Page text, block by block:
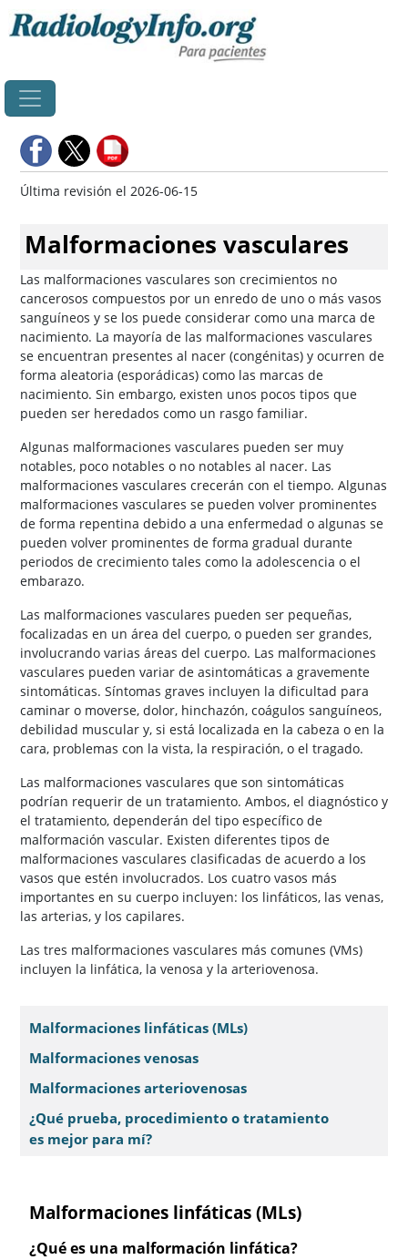
Última revisión el 2026-06-15
Malformaciones vasculares
Las malformaciones vasculares son crecimientos no
cancerosos compuestos por un enredo de uno o más vasos
sanguíneos y se los puede considerar como una marca de
nacimiento. La mayoría de las malformaciones vasculares
se encuentran presentes al nacer (congénitas) y ocurren de
forma aleatoria (esporádicas) como las marcas de
nacimiento. Sin embargo, existen unos pocos tipos que
pueden ser heredados como un rasgo familiar.
Algunas malformaciones vasculares pueden ser muy
notables, poco notables o no notables al nacer. Las
malformaciones vasculares crecerán con el tiempo. Algunas
malformaciones vasculares se pueden volver prominentes
de forma repentina debido a una enfermedad o algunas se
pueden volver prominentes de forma gradual durante
periodos de crecimiento tales como la adolescencia o el
embarazo.
Las malformaciones vasculares pueden ser pequeñas,
focalizadas en un área del cuerpo, o pueden ser grandes,
involucrando varias áreas del cuerpo. Las malformaciones
vasculares pueden variar de asintomáticas a gravemente
sintomáticas. Síntomas graves incluyen la dificultad para
caminar o moverse, dolor, hinchazón, coágulos sanguíneos,
debilidad muscular y, si está localizada en la cabeza o en la
cara, problemas con la vista, la respiración, o el tragado.
Las malformaciones vasculares que son sintomáticas
podrían requerir de un tratamiento. Ambos, el diagnóstico y
el tratamiento, dependerán del tipo específico de
malformación vascular. Existen diferentes tipos de
malformaciones vasculares clasificadas de acuerdo a los
vasos que estén involucrados. Los cuatro vasos más
importantes en su cuerpo incluyen: los linfáticos, las venas,
las arterias, y los capilares.
Las tres malformaciones vasculares más comunes (VMs)
incluyen la linfática, la venosa y la arteriovenosa.
Malformaciones linfáticas (MLs)
Malformaciones venosas
Malformaciones arteriovenosas
¿Qué prueba, procedimiento o tratamiento
es mejor para mí?
Malformaciones linfáticas (MLs)
¿Qué es una malformación linfática?